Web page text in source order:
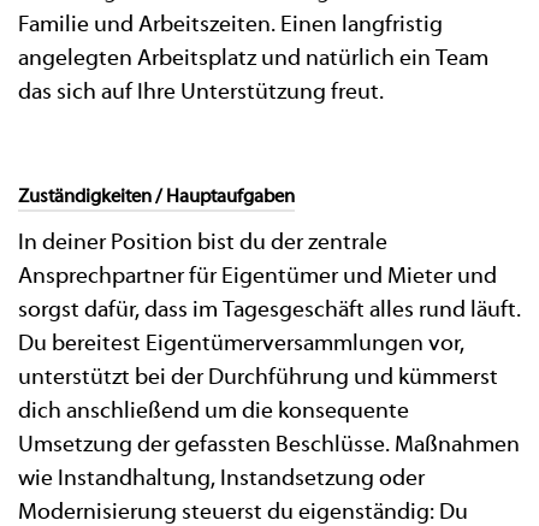
Familie und Arbeitszeiten. Einen langfristig
angelegten Arbeitsplatz und natürlich ein Team
das sich auf Ihre Unterstützung freut.
Zuständigkeiten / Hauptaufgaben
In deiner Position bist du der zentrale
Ansprechpartner für Eigentümer und Mieter und
sorgst dafür, dass im Tagesgeschäft alles rund läuft.
Du bereitest Eigentümerversammlungen vor,
unterstützt bei der Durchführung und kümmerst
dich anschließend um die konsequente
Umsetzung der gefassten Beschlüsse. Maßnahmen
wie Instandhaltung, Instandsetzung oder
Modernisierung steuerst du eigenständig: Du